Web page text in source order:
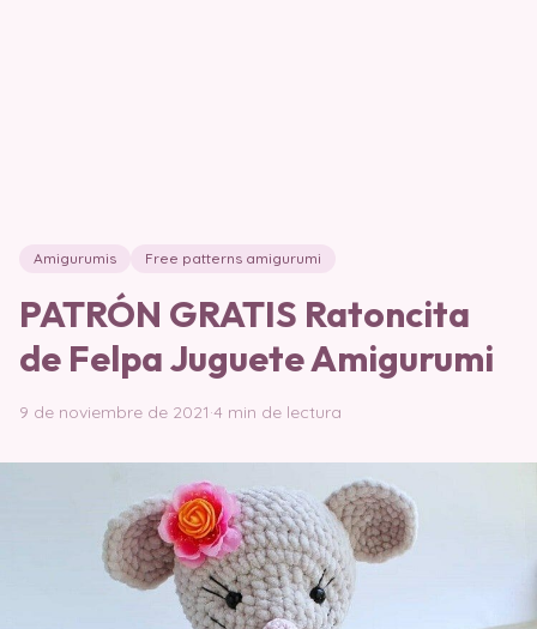
Amigurumis Free patterns amigurumi
PATRÓN GRATIS Ratoncita
de Felpa Juguete Amigurumi
9 de noviembre de 2021·4 min de lectura